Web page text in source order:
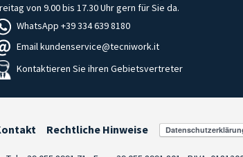
von 9.00 bis 17.30 Uhr gern für Sie da.
WhatsApp +39 334 639 8180
Email kundenservice@tecniwork.it
Kontaktieren Sie ihren Gebietsvertreter
Rechtliche Hinweise